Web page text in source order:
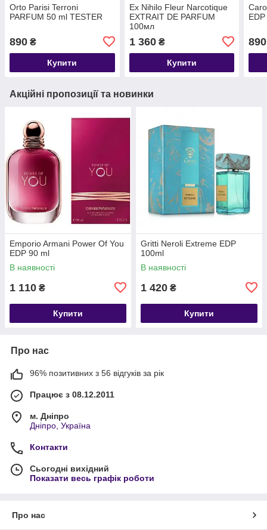
Orto Parisi Terroni
PARFUM 50 ml TESTER
890 ₴
Купити
Ex Nihilo Fleur Narcotique
EXTRAIT DE PARFUM
100мл
1 360₴
Купити
890
Акційні пропозиції та новинки
Emporio Armani Power Of You
EDP 90 ml
В наявності
1 110 ₴
Купити
Gritti Neroli Extreme EDP
100ml
В наявності
1 420 ₴
Купити
Про нас
96% позитивних з 56 відгуків за рік
Працює з 08.12.2011
м. Дніпро
Дніпро, Україна
Контакти
Сьогодні вихідний
Показати весь графік роботи
Про нас